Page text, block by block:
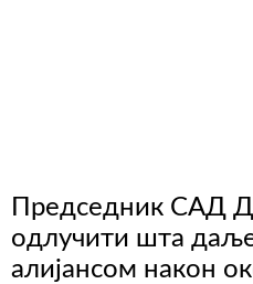
Председник САД
одлучити шта
алијансом након